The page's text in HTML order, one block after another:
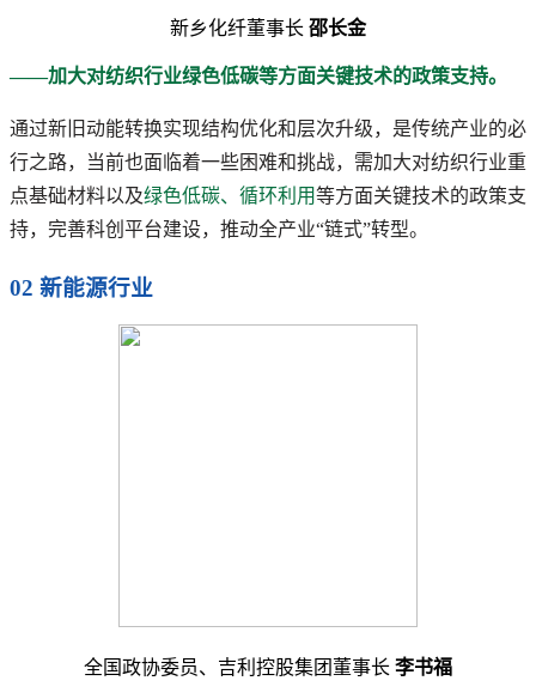
新乡化纤董事长 邵长金
——加大对纺织行业绿色低碳等方面关键技术的政策支持。
通过新旧动能转换实现结构优化和层次升级，是传统产业的必
行之路，当前也面临着一些困难和挑战，需加大对纺织行业重
点基础材料以及绿色低碳、循环利用等方面关键技术的政策支
持，完善科创平台建设，推动全产业“链式”转型。
02 新能源行业
全国政协委员、吉利控股集团董事长 李书福